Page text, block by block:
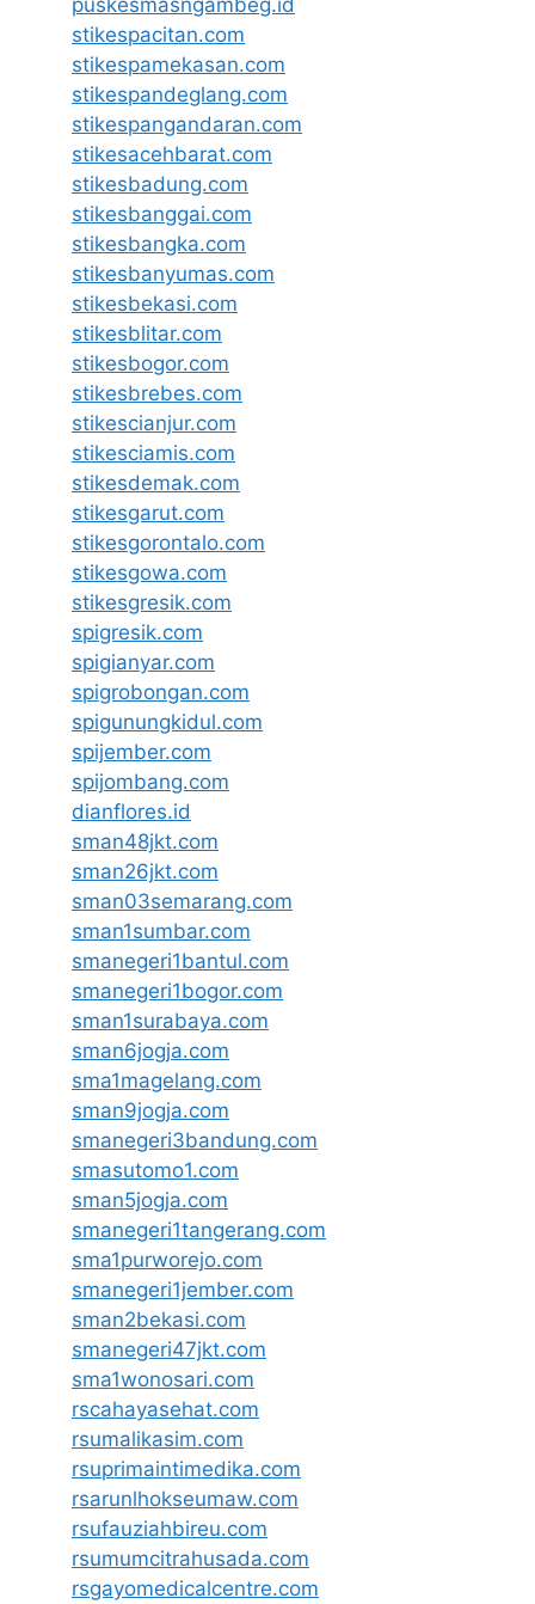
stikespacitan.com
stikespamekasan.com
stikespandeglang.com
stikespangandaran.com
stikesacehbarat.com
stikesbadung.com
stikesbanggai.com
stikesbangka.com
stikesbanyumas.com
stikesbekasi.com
stikesblitar.com
stikesbogor.com
stikesbrebes.com
stikescianjur.com
stikesciamis.com
stikesdemak.com
stikesgarut.com
stikesgorontalo.com
stikesgowa.com
stikesgresik.com
spigresik.com
spigianyar.com
spigrobongan.com
spigunungkidul.com
spijember.com
spijombang.com
dianflores.id
sman48jkt.com
sman26jkt.com
sman03semarang.com
sman1sumbar.com
smanegeri1bantul.com
smanegeri1bogor.com
sman1surabaya.com
sman6jogja.com
sma1magelang.com
sman9jogja.com
smanegeri3bandung.com
smasutomo1.com
sman5jogja.com
smanegeri1tangerang.com
sma1purworejo.com
smanegeri1jember.com
sman2bekasi.com
smanegeri47jkt.com
sma1wonosari.com
rscahayasehat.com
rsumalikasim.com
rsuprimaintimedika.com
rsarunlhokseumaw.com
rsufauziahbireu.com
rsumumcitrahusada.com
rsgayomedicalcentre.com